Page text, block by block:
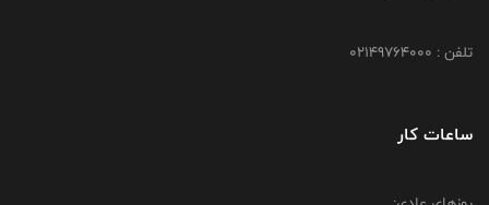
تلفن : 02149764000
ساعات کار